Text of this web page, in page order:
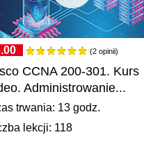
(2 opinii)
CCNA 200-301. Kurs
Administrowanie...
trwania: 13 godz.
lekcji: 118